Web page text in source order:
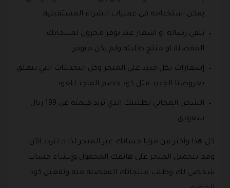
يمكن استخدامه في عمليات الشراء المستقبلية.
تلقي رسالة او اشعار عند توفر مخزون لمنتجاتك
المفضلة او منتج طلبته ولم يكن متوفر.
إشعارات بكل جديد على المتجر وكل التحديثات التي تتعلق
بعروضنا الجديد مثل كود خصم الماجد للعود.
الشحن المجاني لطلبتك الذي تزيد قيمته عن 199 ريال
سعودي.
كل هذا وأكثر من مزايا حسابك عبر المتجر لذا لا تتردد الآن
وقم بتحميل المتجر على هاتفك المحمول وإنشاء حساب
شخصي لك وطلب منتجاتك المفضلة منه وتفعيل كود